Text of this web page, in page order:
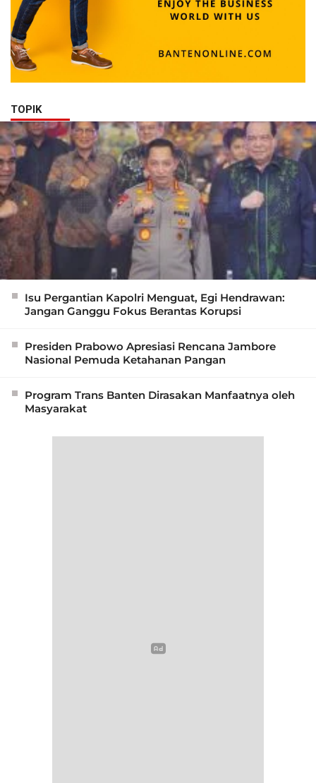
TOPIK
Isu Pergantian Kapolri Menguat, Egi Hendrawan:
Jangan Ganggu Fokus Berantas Korupsi
Presiden Prabowo Apresiasi Rencana Jambore
Nasional Pemuda Ketahanan Pangan
Program Trans Banten Dirasakan Manfaatnya oleh
Masyarakat